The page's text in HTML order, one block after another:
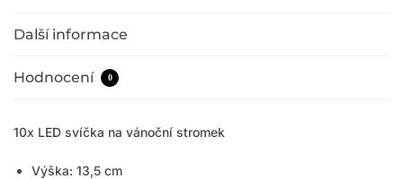
Další informace
Hodnocení 0
10x LED svíčka na vánoční stromek
Výška: 13,5 cm